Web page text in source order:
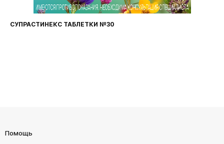
СУПРАСТИНЕКС ТАБЛЕТКИ №30
Помощь